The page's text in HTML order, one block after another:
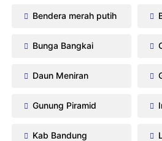
Bendera merah putih
Bunga Bangkai
Daun Meniran
Gunung Piramid
Kab Bandung